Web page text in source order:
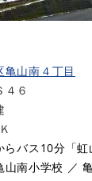
亀山南４丁目​
４６
らバス10分「
山南小学校 ／